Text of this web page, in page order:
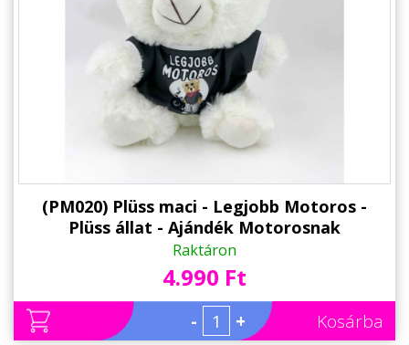
(PM020) Plüss maci - Legjobb Motoros -
Plüss állat - Ajándék Motorosnak
Raktáron
4.990 Ft
- + Kosárba